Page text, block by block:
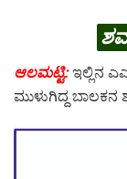
ಆಲಮಟ್ಟಿ: ಇಲ್ಲಿನ
ಮುಳುಗಿದ್ದ